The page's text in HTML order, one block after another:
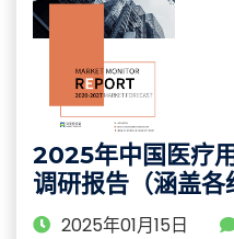
2025年中国医疗
调研报告（涵盖各
占比分析）
2025年01月15日